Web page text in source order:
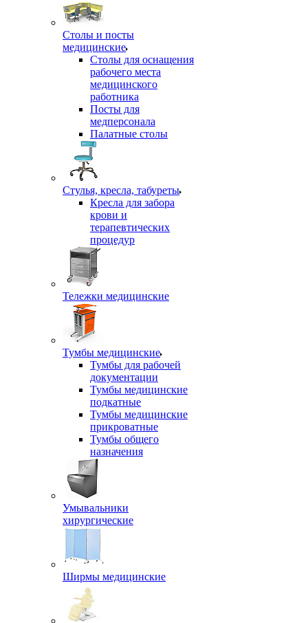
Столы и посты
медицинские
Столы для оснащения
рабочего места
медицинского
работника
Посты для
медперсонала
Палатные столы
Стулья, кресла, табуреты
Кресла для забора
крови и
терапевтических
процедур
Тележки медицинские
Тумбы медицинские
Тумбы для рабочей
документации
Тумбы медицинские
подкатные
Тумбы медицинские
прикроватные
Тумбы общего
назначения
Умывальники
хирургические
Ширмы медицинские